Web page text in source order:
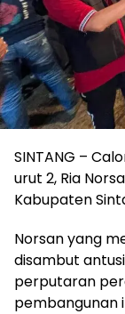
SINTANG –
urut 2, Ria
Kabupaten
Norsan yang
disambut
perputaran
pembangunan